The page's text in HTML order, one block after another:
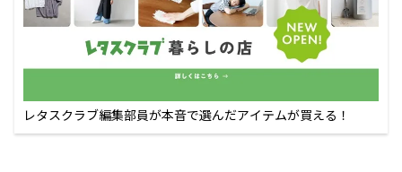
レタスクラブ編集部員が本音で選んだアイテムが買える！